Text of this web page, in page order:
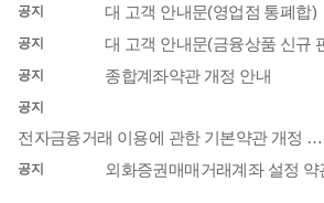
공지 대 고객 안내문(영업점 통폐합)
공지 대 고객 안내문(금융상품 신규
공지 종합계좌약관 개정 안내
공지
전자금융거래 이용에 관한 기본약관 개정 안내
공지